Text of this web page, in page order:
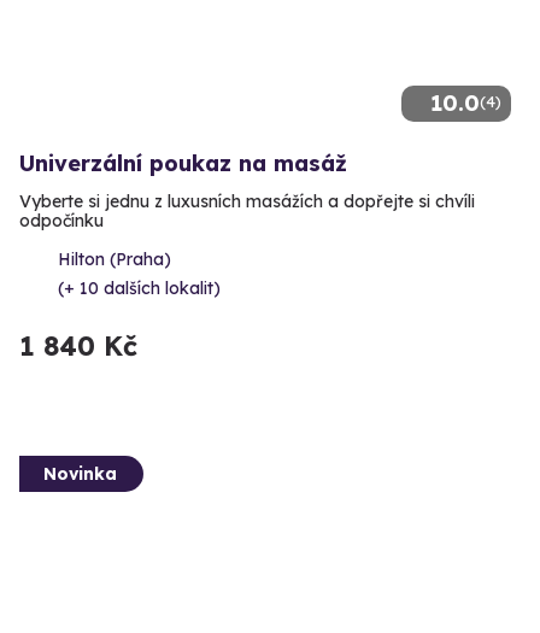
10.0(4)
Univerzální poukaz na masáž
Vyberte si jednu z luxusních masážích a dopřejte si chvíli
odpočínku
Hilton (Praha)
(+ 10 dalších lokalit)
1 840 Kč
Novinka